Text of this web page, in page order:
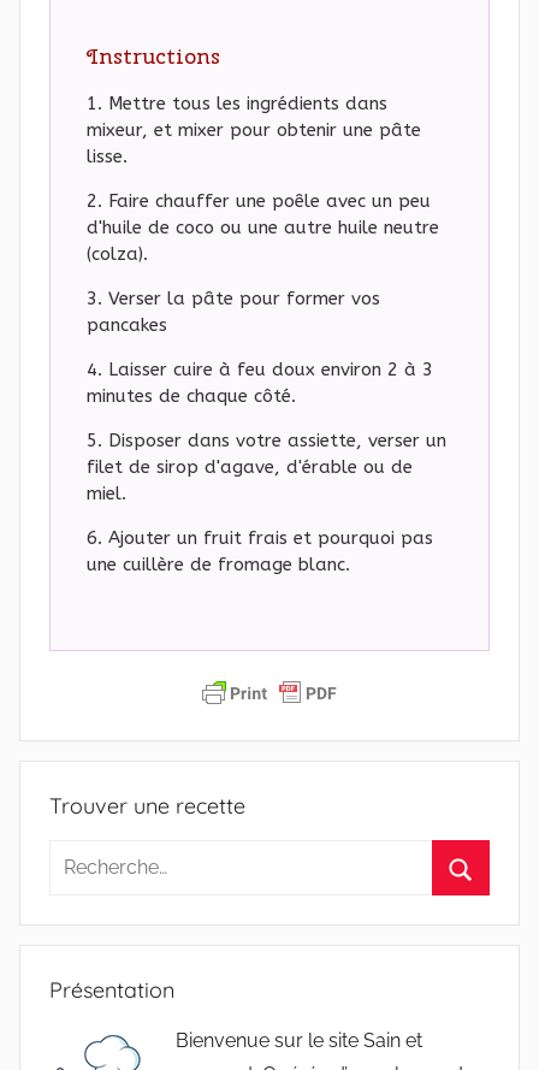
Instructions
Mettre tous les ingrédients dans
mixeur, et mixer pour obtenir une pâte
lisse.
Faire chauffer une poêle avec un peu
d'huile de coco ou une autre huile neutre
(colza).
Verser la pâte pour former vos
pancakes
Laisser cuire à feu doux environ 2 à 3
minutes de chaque côté.
Disposer dans votre assiette, verser un
filet de sirop d'agave, d'érable ou de
miel.
Ajouter un fruit frais et pourquoi pas
une cuillère de fromage blanc.
Trouver une recette
Recherche
:
Présentation
Bienvenue sur le site Sain et